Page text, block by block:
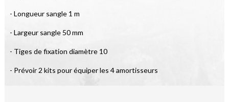
- Longueur sangle 1 m
- Largeur sangle 50 mm
- Tiges de fixation diamètre 10
- Prévoir 2 kits pour équiper les 4 amortisseurs